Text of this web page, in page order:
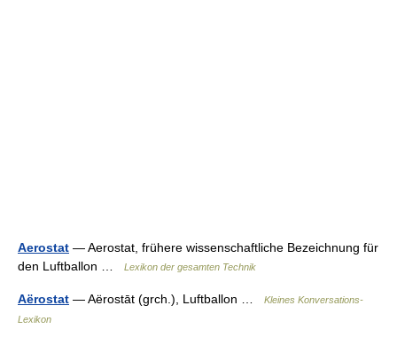
Aerostat — Aerostat, frühere wissenschaftliche Bezeichnung für
den Luftballon …
Lexikon der gesamten Technik
Aërostat — Aërostāt (grch.), Luftballon …
Kleines Konversations-
Lexikon